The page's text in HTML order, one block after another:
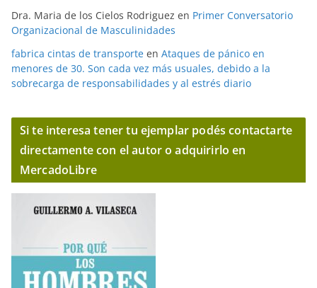
Dra. Maria de los Cielos Rodriguez en Primer Conversatorio
Organizacional de Masculinidades
fabrica cintas de transporte en Ataques de pánico en
menores de 30. Son cada vez más usuales, debido a la
sobrecarga de responsabilidades y al estrés diario
Si te interesa tener tu ejemplar podés contactarte
directamente con el autor o adquirirlo en
MercadoLibre